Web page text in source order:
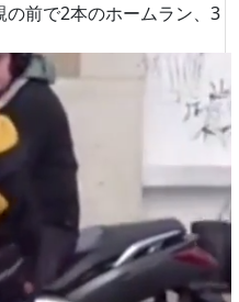
の前で2本のホームラン、3